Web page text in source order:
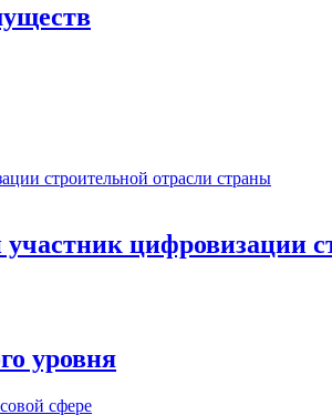
цифровизации
уровня